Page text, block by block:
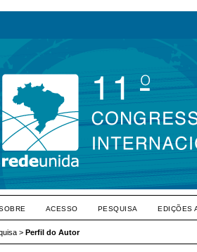
ACESSO PESQUISA EDIÇÕES
> Perfil do Autor